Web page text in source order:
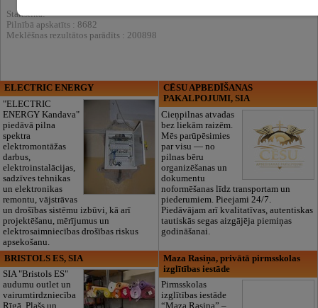
Statistika:
Pilnībā apskatīts : 8682
Meklēšnas rezultātos parādīts : 200898
ELECTRIC ENERGY
"ELECTRIC
ENERGY Kandava"
piedāvā pilna
spektra
elektromontāžas
darbus,
elektroinstalācijas,
sadzīves tehnikas
un elektronikas
remontu, vājstrāvas
un drošības sistēmu izbūvi, kā arī
projektēšanu, mērījumus un
elektrosaimniecības drošības riskus
apsekošanu.
CĒSU APBEDĪŠANAS
PAKALPOJUMI, SIA
Cieņpilnas atvadas
bez liekām raizēm.
Mēs parūpēsimies
par visu — no
pilnas bēru
organizēšanas un
dokumentu
noformēšanas līdz transportam un
piederumiem. Pieejami 24/7.
Piedāvājam arī kvalitatīvas, autentiskas
tautiskās segas aizgājēja piemiņas
godināšanai.
BRISTOLS ES, SIA
SIA "Bristols ES"
audumu outlet un
vairumtirdzniecība
Maza Rasiņa, privātā pirmsskolas
izglītības iestāde
Pirmsskolas
izglītības iestāde